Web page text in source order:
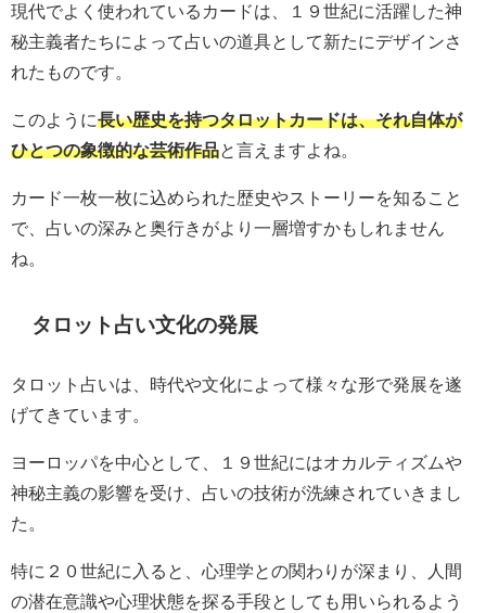
現代でよく使われているカードは、１９世紀に活躍した神
秘主義者たちによって占いの道具として新たにデザインさ
れたものです。
このように長い歴史を持つタロットカードは、それ自体が
ひとつの象徴的な芸術作品と言えますよね。
カード一枚一枚に込められた歴史やストーリーを知ること
で、占いの深みと奥行きがより一層増すかもしれません
ね。
タロット占い文化の発展
タロット占いは、時代や文化によって様々な形で発展を遂
げてきています。
ヨーロッパを中心として、１９世紀にはオカルティズムや
神秘主義の影響を受け、占いの技術が洗練されていきまし
た。
特に２０世紀に入ると、心理学との関わりが深まり、人間
の潜在意識や心理状態を探る手段としても用いられるよう